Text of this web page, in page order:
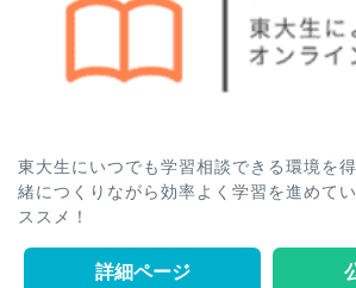
東大生にいつでも学習相談できる環境を
緒につくりながら効率よく学習を進めて
ススメ！
詳細ページ